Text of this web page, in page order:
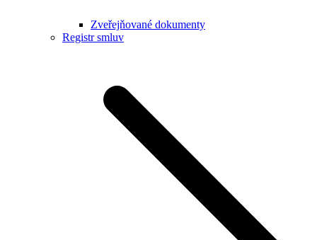
Zveřejňované dokumenty
Registr smluv